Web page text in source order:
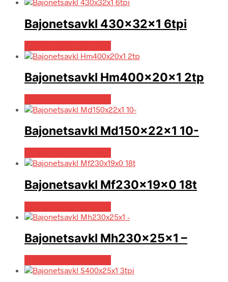
Bajonetsavkl 430x32x1 6tpi
Bajonetsavkl Hm400x20x1 2tp
Bajonetsavkl Md150x22x1 10-
Bajonetsavkl Mf230x19x0 18t
Bajonetsavkl Mh230x25x1 –